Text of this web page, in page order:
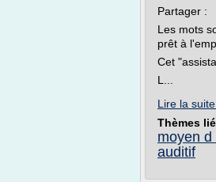
Partager :
Les mots
prêt à
Cet
L...
Lire la suite
Thèmes
moyen
auditif